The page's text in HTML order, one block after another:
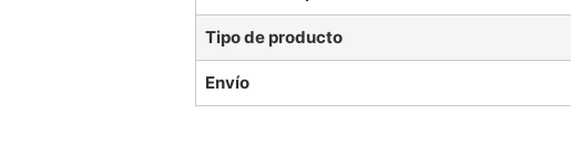
Tipo de producto
Envío